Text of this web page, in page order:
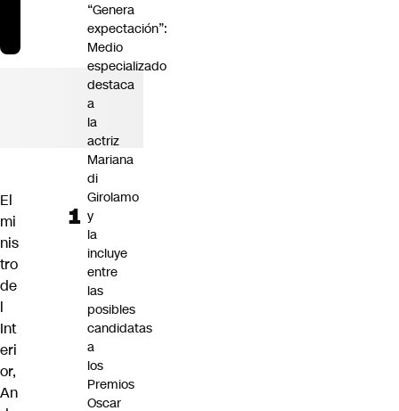
El
mi
nis
tro
de
l
Int
eri
or,
An
“Genera
expectación”:
Medio
especializado
destaca
a
la
actriz
Mariana
di
Girolamo
y
la
incluye
entre
las
posibles
candidatas
a
los
Premios
Oscar